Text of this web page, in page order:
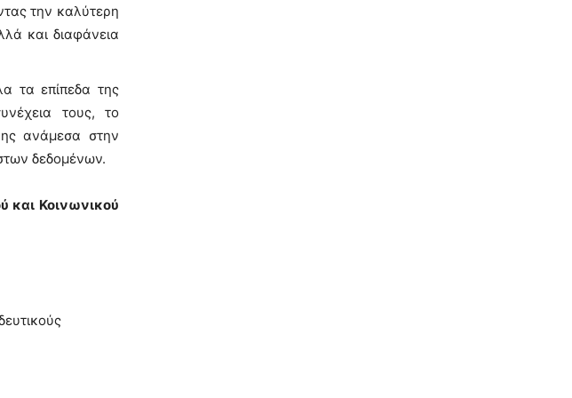
την καλύτερη
και διαφάνεια
τα επίπεδα της
τους, το
ανάμεσα στην
δεδομένων.
και Κοινωνικού